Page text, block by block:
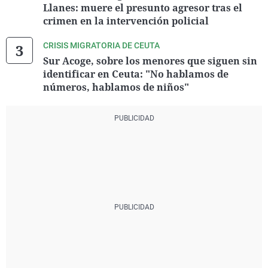
Llanes: muere el presunto agresor tras el
crimen en la intervención policial
CRISIS MIGRATORIA DE CEUTA
Sur Acoge, sobre los menores que siguen sin
identificar en Ceuta: "No hablamos de
números, hablamos de niños"